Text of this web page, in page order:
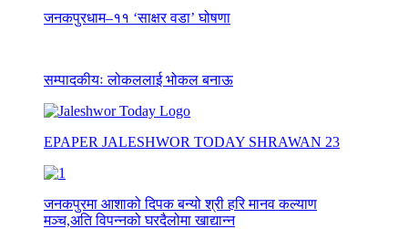
जनकपुरधाम–११ ‘साक्षर वडा’ घोषणा
सम्पादकीयः लोकललाई भोकल बनाऊ
EPAPER JALESHWOR TODAY SHRAWAN 23
जनकपुरमा आशाको दिपक बन्यो श्री हरि मानव कल्याण
मञ्च,अति विपन्नको घरदैलोमा खाद्यान्न